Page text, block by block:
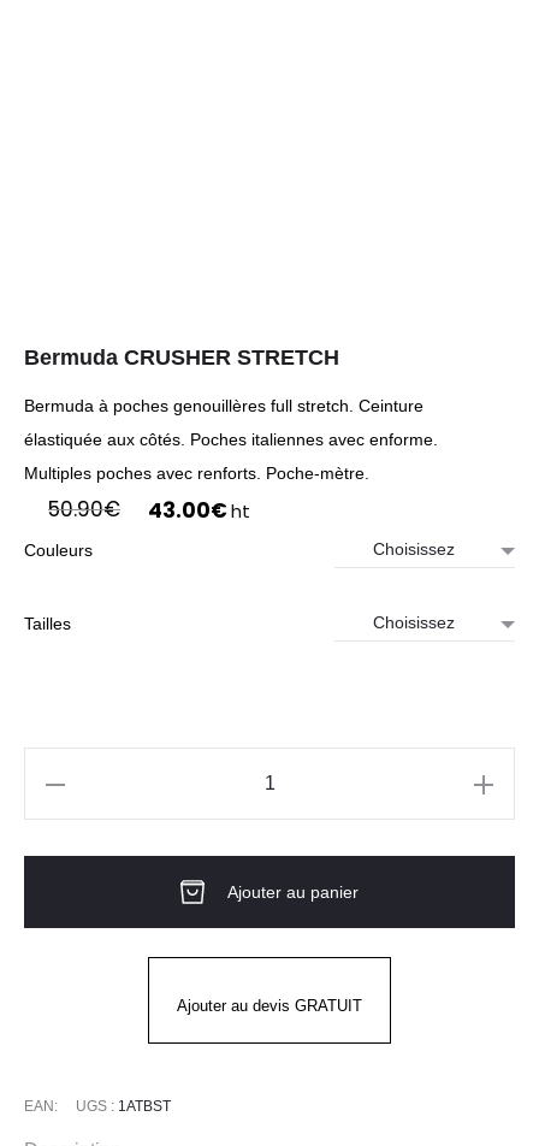
Bermuda CRUSHER STRETCH
Bermuda à poches genouillères full stretch. Ceinture
élastiquée aux côtés. Poches italiennes avec enforme.
Multiples poches avec renforts. Poche-mètre.
50.90€ 43.00€ Le
ht
Couleurs
Tailles
STRETCH
Ajouter au panier
Ajouter au devis GRATUIT
EAN: UGS : 1ATBST